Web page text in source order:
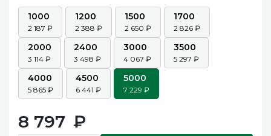
1000
2 187
1200
2 388
1500
2 650
1700
2 826
2000
3 114
2400
3 498
3000
4 067
3500
5 297
4000
5 865
4500
6 441
5000
7 229
8 797